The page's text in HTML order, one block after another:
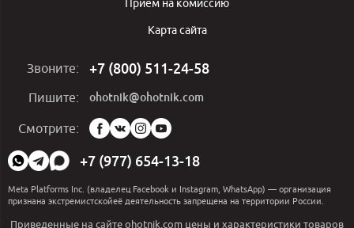
Приём на комиссию
Карта сайта
Звоните: +7 (800) 511-24-58
Пишите: ohotnik@ohotnik.com
Смотрите:
Мы
в
социальных
сетях:
+7 (977) 654-13-18
Meta Platforms Inc. (владелец Facebook и Instagram, WhatsApp) — организация
признана экстремистскойеё деятельность запрещена на территории России.
Приведенные на сайте ohotnik.com цены и характеристики товаров